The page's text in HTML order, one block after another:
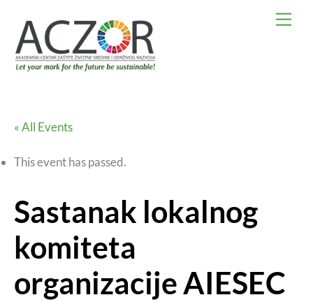
content
« All Events
This event has passed.
Sastanak lokalnog
komiteta
organizacije AIESEC